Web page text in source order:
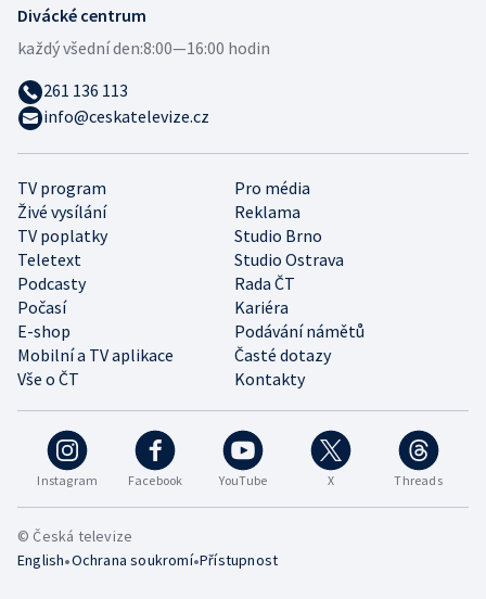
Instagram Facebook YouTube X Threads
TV program
Pro média
Živé vysílání
Reklama
TV poplatky
Studio Brno
Teletext
Studio Ostrava
Podcasty
Rada ČT
Počasí
Kariéra
E-shop
Podávání námětů
Mobilní a TV aplikace
Časté dotazy
Vše o ČT
Kontakty
Divácké centrum
každý všední den:8:00—16:00 hodin
261 136 113
info@ceskatelevize.cz
© Česká televize
English•Ochrana soukromí•Přístupnost